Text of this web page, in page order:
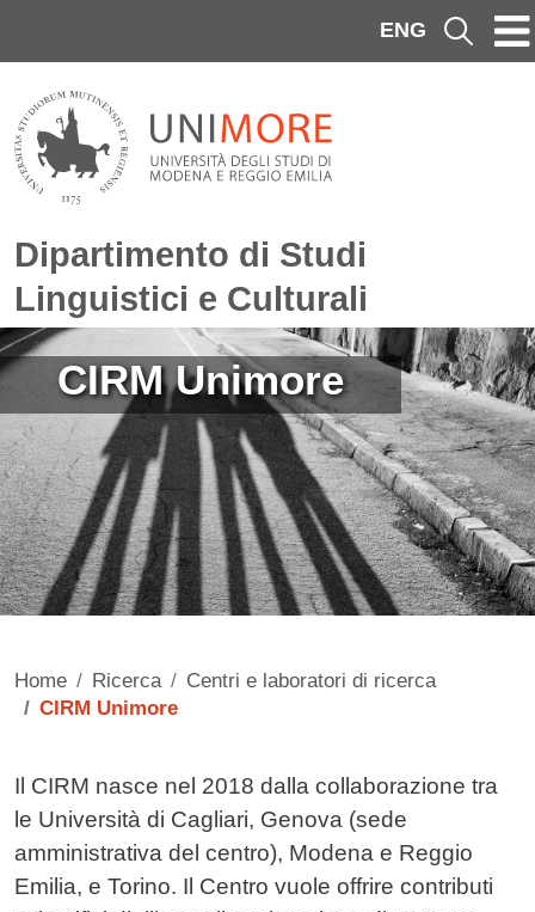
ENG Cerca
Dipartimento di Studi
Linguistici e Culturali
Immagine
CIRM Unimore
Home Ricerca
Centri e laboratori di ricerca
CIRM Unimore
Contenuto
Il CIRM nasce nel 2018 dalla collaborazione tra
le Università di Cagliari, Genova (sede
amministrativa del centro), Modena e Reggio
Emilia, e Torino. Il Centro vuole offrire contributi